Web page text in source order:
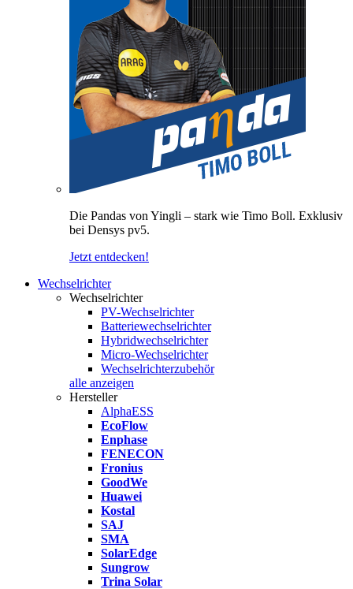
Die Pandas von Yingli – stark wie Timo Boll. Exklusiv
bei Densys pv5.
Jetzt entdecken!
Wechselrichter
Wechselrichter
PV-Wechselrichter
Batteriewechselrichter
Hybridwechselrichter
Micro-Wechselrichter
Wechselrichterzubehör
alle anzeigen
Hersteller
AlphaESS
EcoFlow
Enphase
FENECON
Fronius
GoodWe
Huawei
Kostal
SAJ
SMA
SolarEdge
Sungrow
Trina Solar